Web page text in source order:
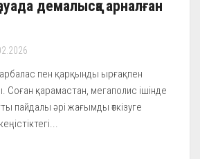
демалысқа арналған
қарбалас пен қарқынды ырғақпен
қарамастан, мегаполис ішінде
пайдалы әрі жағымды өткізуге